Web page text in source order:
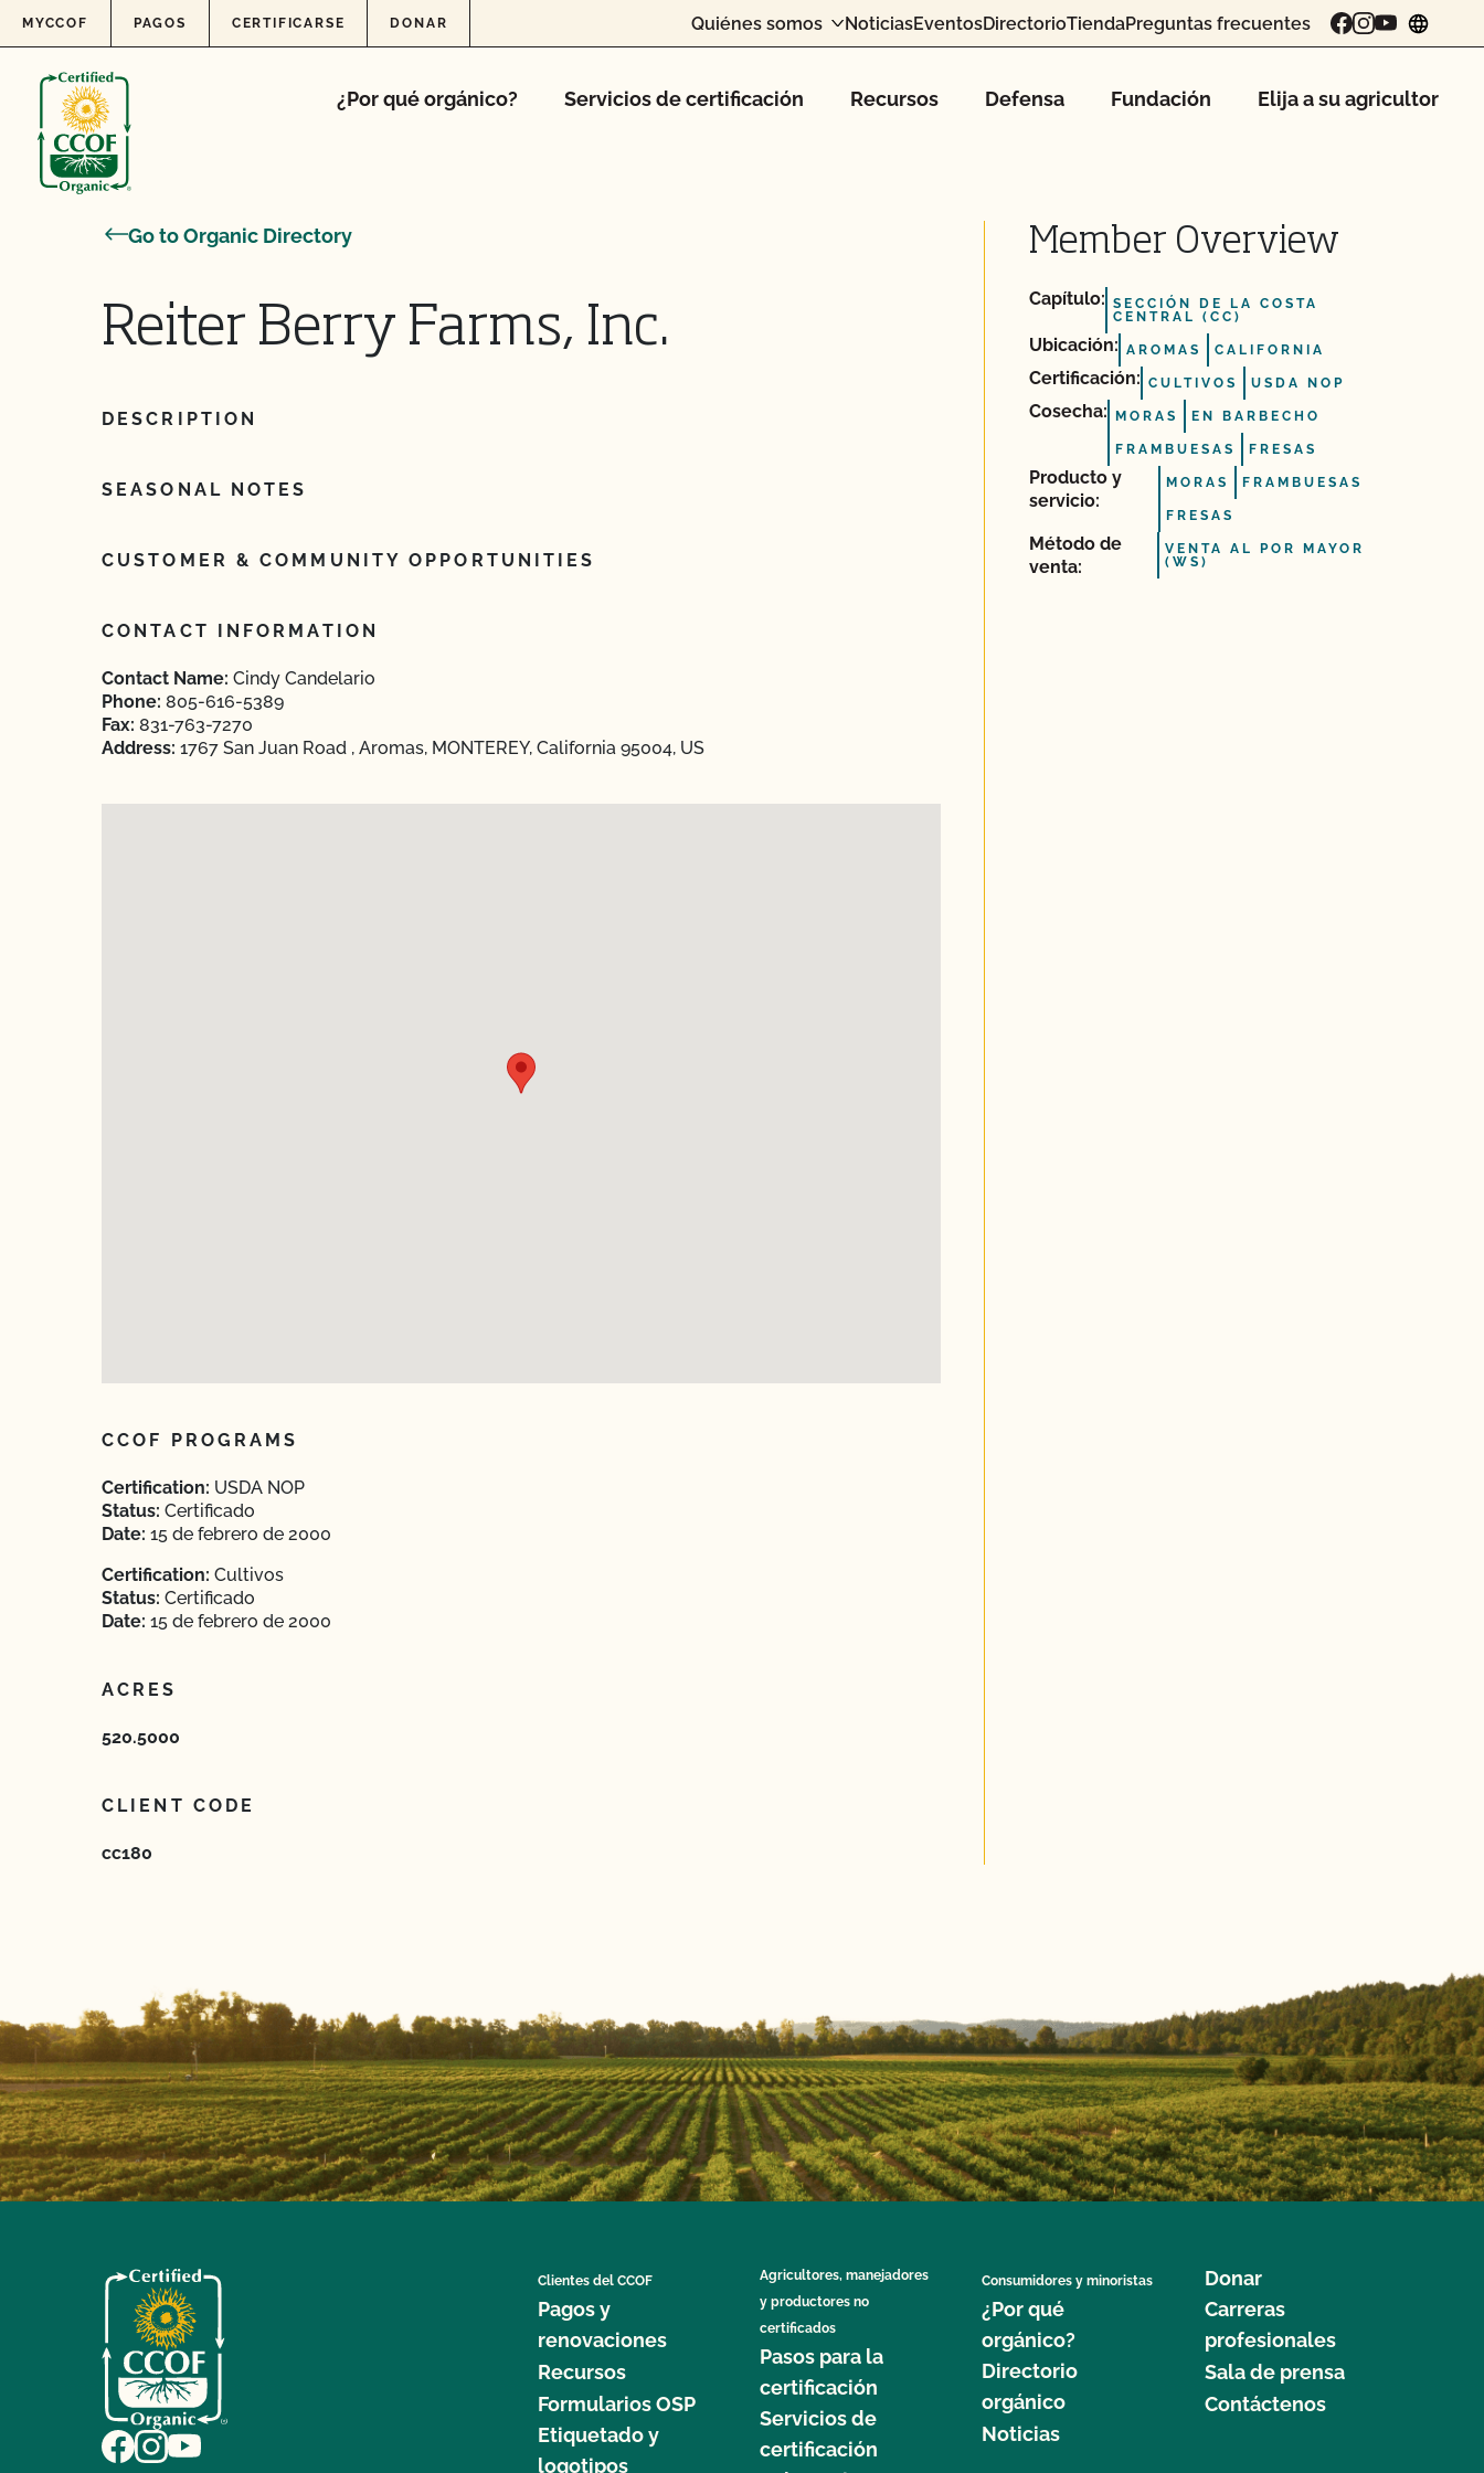
Skip to content
MYCCOF PAGOS CERTIFICARSE DONAR Quiénes somos NoticiasEventosDirectorioTiendaPreguntas frecuentes
¿Por qué orgánico? Servicios de certificación Recursos Defensa Fundación Elija a su agricultor
Go to Organic Directory
Reiter Berry Farms, Inc.
DESCRIPTION
SEASONAL NOTES
CUSTOMER & COMMUNITY OPPORTUNITIES
CONTACT INFORMATION
Contact Name: Cindy Candelario
Phone: 805-616-5389
Fax: 831-763-7270
Address: 1767 San Juan Road , Aromas, MONTEREY, California 95004, US
CCOF PROGRAMS
Certification: USDA NOP
Status: Certificado
Date: 15 de febrero de 2000
Certification: Cultivos
Status: Certificado
Date: 15 de febrero de 2000
ACRES
520.5000
CLIENT CODE
cc180
Member Overview
Capítulo: SECCIÓN DE LA COSTA
CENTRAL (CC)
Ubicación: AROMAS CALIFORNIA
Certificación: CULTIVOS USDA NOP
Cosecha: MORAS EN BARBECHO
FRAMBUESAS FRESAS
Producto y
servicio:
MORAS FRAMBUESAS
FRESAS
Método de
venta:
VENTA AL POR MAYOR
(WS)
Clientes del CCOF
Pagos y
renovaciones
Recursos
Formularios OSP
Etiquetado y
logotipos
Agricultores, manejadores
y productores no
certificados
Pasos para la
certificación
Servicios de
certificación
Consumidores y minoristas
¿Por qué
orgánico?
Directorio
orgánico
Noticias
Donar
Carreras
profesionales
Sala de prensa
Contáctenos